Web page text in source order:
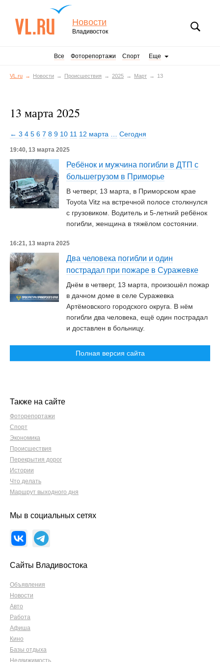
Новости
Владивосток
Все Фоторепортажи Спорт Еще
VL.ru Новости Происшествия 2025 Март 13
13 марта 2025
← 3 4 5 6 7 8 9 10 11 12 марта Сегодня
19:40, 13 марта 2025
Ребёнок и мужчина погибли в ДТП с
большегрузом в Приморье
В четверг, 13 марта, в Приморском крае
Toyota Vitz на встречной полосе столкнулся
с грузовиком. Водитель и 5-летний ребёнок
погибли, женщина в тяжёлом состоянии.
16:21, 13 марта 2025
Два человека погибли и один
пострадал при пожаре в Суражевке
Днём в четверг, 13 марта, произошёл пожар
в дачном доме в селе Суражевка
Артёмовского городского округа. В нём
погибли два человека, ещё один пострадал
и доставлен в больницу.
Полная версия сайта
Также на сайте
Фоторепортажи
Спорт
Экономика
Происшествия
Перекрытия дорог
Истории
Что делать
Маршрут выходного дня
Мы в социальных сетях
Сайты Владивостока
Объявления
Новости
Авто
Работа
Афиша
Кино
Базы отдыха